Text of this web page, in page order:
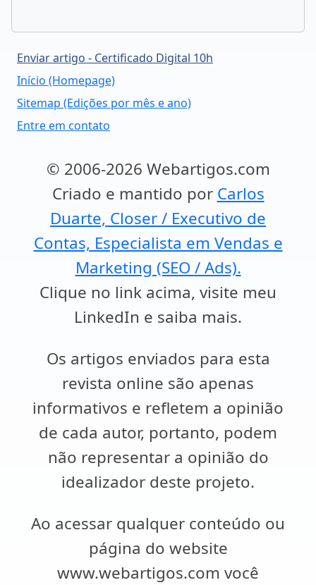
Enviar artigo - Certificado Digital 10h
Início (Homepage)
Sitemap (Edições por mês e ano)
Entre em contato
© 2006-2026 Webartigos.com
Criado e mantido por Carlos
Duarte, Closer / Executivo de
Contas, Especialista em Vendas e
Marketing (SEO / Ads).
Clique no link acima, visite meu
LinkedIn e saiba mais.
Os artigos enviados para esta
revista online são apenas
informativos e refletem a opinião
de cada autor, portanto, podem
não representar a opinião do
idealizador deste projeto.
Ao acessar qualquer conteúdo ou
página do website
www.webartigos.com você